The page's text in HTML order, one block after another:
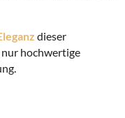
dieser
hochwertige